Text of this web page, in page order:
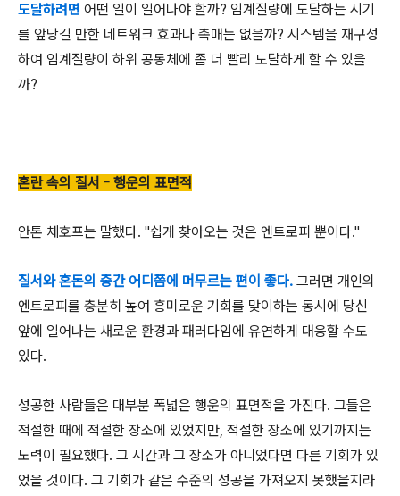
도달하려면 어떤 일이 일어나야 할까? 임계질량에 도달하는 시기
를 앞당길 만한 네트워크 효과나 촉매는 없을까? 시스템을 재구성
하여 임계질량이 하위 공동체에 좀 더 빨리 도달하게 할 수 있을
까?
혼란 속의 질서 - 행운의 표면적
안톤 체호프는 말했다. "쉽게 찾아오는 것은 엔트로피 뿐이다."
질서와 혼돈의 중간 어디쯤에 머무르는 편이 좋다. 그러면 개인의
엔트로피를 충분히 높여 흥미로운 기회를 맞이하는 동시에 당신
앞에 일어나는 새로운 환경과 패러다임에 유연하게 대응할 수도
있다.
성공한 사람들은 대부분 폭넓은 행운의 표면적을 가진다. 그들은
적절한 때에 적절한 장소에 있었지만, 적절한 장소에 있기까지는
노력이 필요했다. 그 시간과 그 장소가 아니었다면 다른 기회가 있
었을 것이다. 그 기회가 같은 수준의 성공을 가져오지 못했을지라